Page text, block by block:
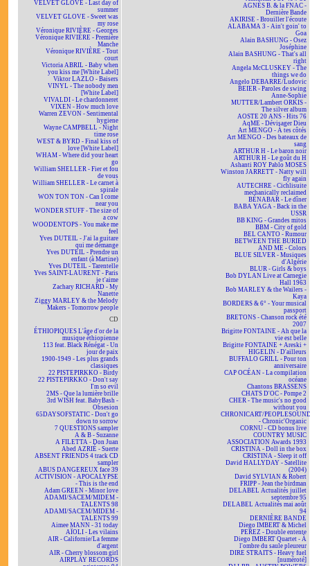
VELVET GLOVE - Last day of
summer
VELVET GLOVE - Sweet was
my rose
Véronique RIVIÈRE - Georges
Véronique RIVIÈRE - Première
Manche
Véronique RIVIÈRE - Tout
court
Victoria ABRIL - Baby when
you kiss me [White Label]
Viktor LAZLO - Baisers
VINYL - The nobody men
[White Label]
VIVALDI - Le chardonneret
VIXEN - How much love
Warren ZEVON - Sentimental
hygiene
Wayne CAMPBELL - Night
time rose
WEST & BYRD - Final kiss of
love [White Label]
WHAM - Where did your heart
go
William SHELLER - Fier et fou
de vous
William SHELLER - Le carnet à
spirale
WON TON TON - Can I come
near you
WONDER STUFF - The size of
a cow
WOODENTOPS - You make me
feel
Yves DUTEIL - J'ai la guitare
qui me démange
Yves DUTEIL - Prendre un
enfant (à Martine)
Yves DUTEIL - Tarentelle
Yves SAINT-LAURENT - Paris
je t'aime
Zachary RICHARD - My
Nanette
Ziggy MARLEY & the Melody
Makers - Tomorrow people
CD
ÉTHIOPIQUES L'âge d'or de la
musique éthiopienne
113 feat. Black Rénégat - Un
jour de paix
1900-1949 - Les plus grands
classiques
22 PISTEPIRKKO - Birdy
22 PISTEPIRKKO - Don't say
I'm so evil
2MS - Que la lumière brille
3rd WISH feat. BabyBash -
Obsesion
65DAYSOFSTATIC - Don't go
down to sorrow
7 QUESTIONS sampler
A & B - Suzanne
A FILETTA - Don Juan
Abed AZRIÉ - Suerte
ABSENT FRIENDS 4 track CD
sampler
ABUS DANGEREUX face 39
ACTIVISION - APOCALYPSE
- This is the end
Adam GREEN - Minor love
ADAMI/SACEM/MIDEM -
TALENTS 98
ADAMI/SACEM/MIDEM -
TALENTS 99
Aimee MANN - 31 today
AÏOLI - Les vilains
AIR - Californie/La femme
d'argent
AIR - Cherry blossom girl
AIRPLAY RECORDS
AGNÈS B. & la FNAC -
Dernière Bande
AKIRISE - Brouiller l'écoute
ALABAMA 3 - Ain't goin' to
Goa
Alain BASHUNG - Osez
Joséphine
Alain BASHUNG - That's all
right
Angela McCLUSKEY - The
things we do
Angelo DEBARRE/Ludovic
BEIER - Paroles de swing
Anne-Sophie
MUTTER/Lambert ORKIS -
The silver album
AOSTE 20 ANS - Hits 76
AqME - Dévisager Dieu
Art MENGO - À tes côtés
Art MENGO - Des bateaux de
sang
ARTHUR H - Le baron noir
ARTHUR H - Le goût du H
Ashanti ROY Pablo MOSES
Winston JARRETT - Natty will
fly again
AUTECHRE - Cichlisuite
mechanically reclaimed
BÉNABAR - Le dîner
BABA YAGA - Back in the
USSR
BB KING - Grandes mitos
BBM - City of gold
BEL CANTO - Rumour
BETWEEN THE BURIED
AND ME - Colors
BLUE SILVER - Musiques
d'Algérie
BLUR - Girls & boys
Bob DYLAN Live at Carnegie
Hall 1963
Bob MARLEY & the Wailers -
Kaya
BORDERS & 6° - Your musical
passport
BRETONS - Chanson rock été
2007
Brigitte FONTAINE - Ah que la
vie est belle
Brigitte FONTAINE + Areski +
HIGELIN - D'ailleurs
BUFFALO GRILL - Pour ton
anniversaire
CAP OCÉAN - La compilation
océane
Chantons BRASSENS
CHATS D'OC - Pompe 2
CHER - The music's no good
without you
CHRONICART/
- Chronic'Organic
CORNU - CD bonus live
COUNTRY MUSIC
ASSOCIATION Awards 1993
CRISTINA - Doll in the box
CRISTINA - Sleep it off
David HALLYDAY - Satellite
(2004)
David SYLVIAN & Robert
FRIPP - Jean the birdman
DELABEL Actualités juillet
septembre 95
DELABEL Actualités mai août
94
DERNIÈRE BANDE
Diego IMBERT & Michel
PEREZ - Double entente
Diego IMBERT Quartet - À
l'ombre du saule pleureur
DIRE STRAITS - Heavy fuel
[numéroté]